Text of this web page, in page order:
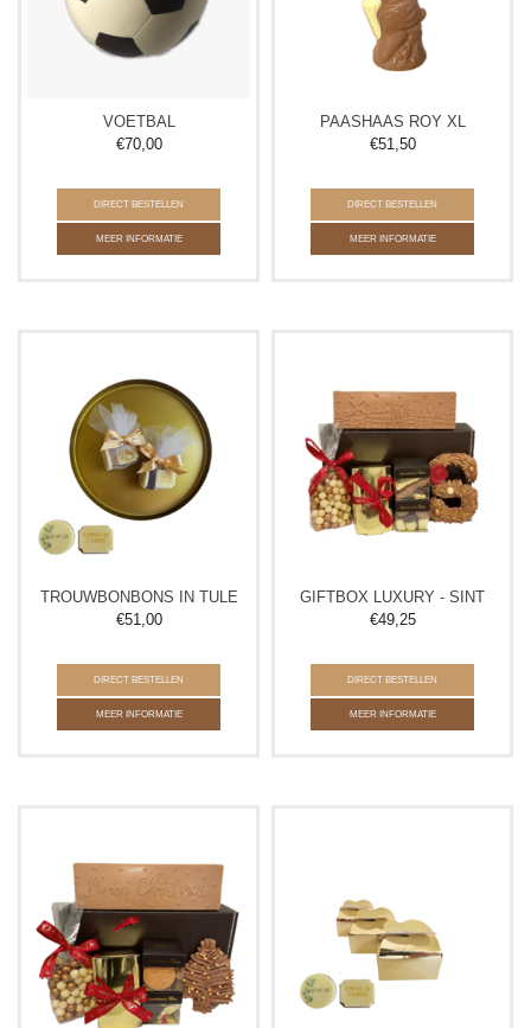
VOETBAL
€70,00
DIRECT BESTELLEN
MEER INFORMATIE
PAASHAAS ROY XL
€51,50
DIRECT BESTELLEN
MEER INFORMATIE
TROUWBONBONS IN TULE
€51,00
DIRECT BESTELLEN
MEER INFORMATIE
GIFTBOX LUXURY - SINT
€49,25
DIRECT BESTELLEN
MEER INFORMATIE